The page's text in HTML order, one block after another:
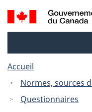
Recherche
et
Accueil
Normes, sources
Questionnaires